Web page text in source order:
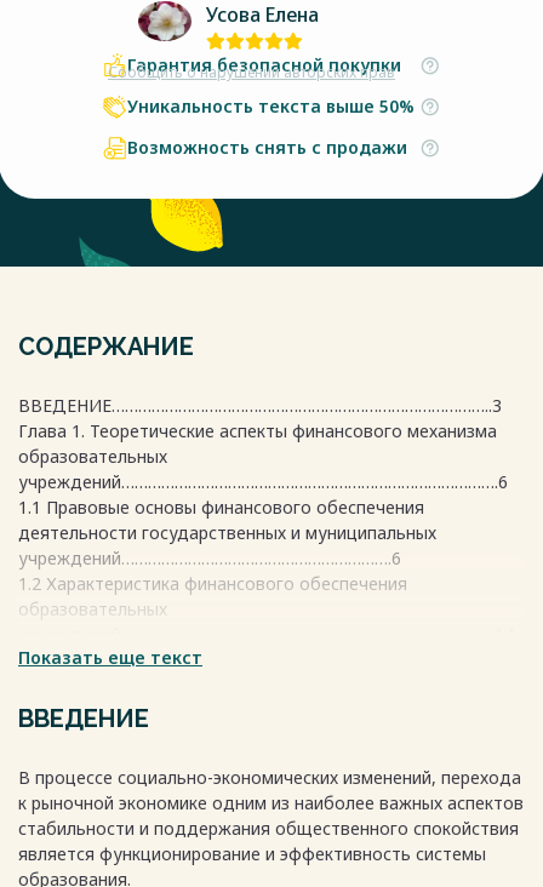
Усова Елена
Сообщить о нарушении авторских прав
Гарантия безопасной покупки
Уникальность текста выше 50%
Возможность снять с продажи
СОДЕРЖАНИЕ
ВВЕДЕНИЕ…………………………………………………………………………..3
Глава 1. Теоретические аспекты финансового механизма
образовательных
учреждений………………………………………………………………………….6
1.1 Правовые основы финансового обеспечения
деятельности государственных и муниципальных
учреждений…………………………………………………….6
1.2 Характеристика финансового обеспечения
образовательных
Глава 2. Анализ финансового механизма школы № 1231 им.
г. Москва……………………………………………………………………………22
2.1 Анализ бюджетного финансирования школы № 1231 им.
г. Москва……………………………………………………………………………22
2.2 Анализ внебюджетных источников финансирования
школы № 1231 им.
В.Д. Поленова г. Москва за 2017-2019
Показать еще текст
ВВЕДЕНИЕ
В процессе социально-экономических изменений, перехода
к рыночной экономике одним из наиболее важных аспектов
стабильности и поддержания общественного спокойствия
является функционирование и эффективность системы
образования.